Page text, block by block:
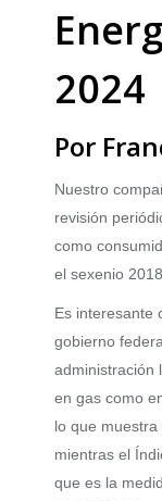
2024
Por
Nuestro
revisión
como
el sexenio
Es interesante
gobierno
administración
en gas como
lo que
mientras el
que es la